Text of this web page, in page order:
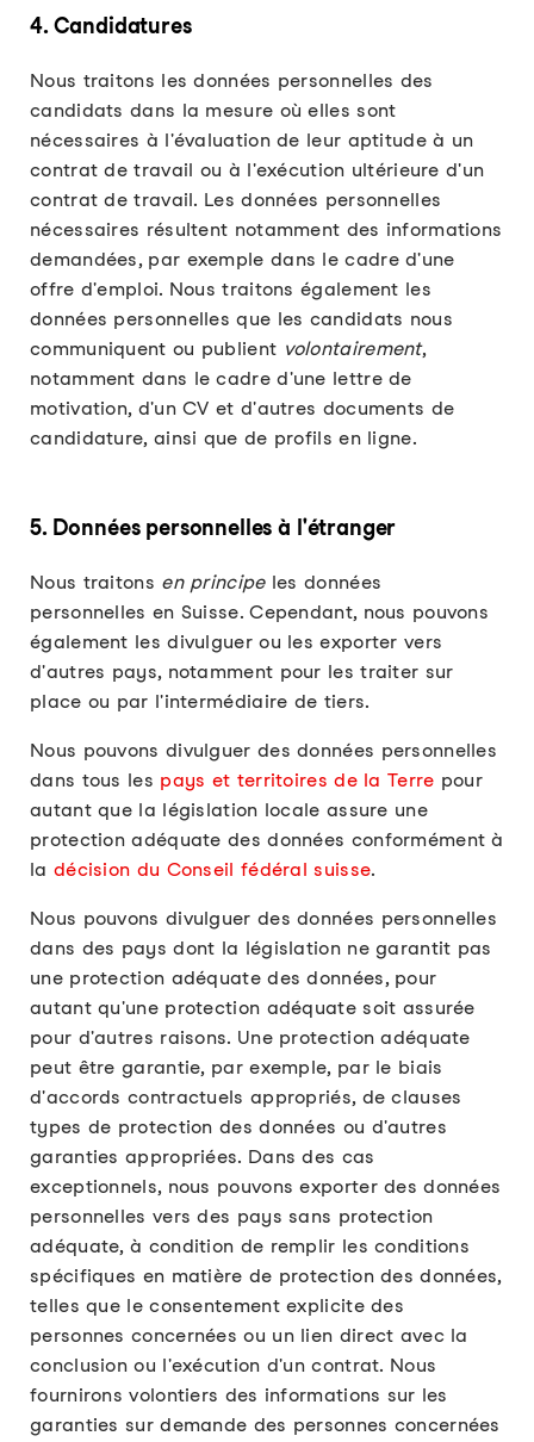
4. Candidatures
Nous traitons les données personnelles des
candidats dans la mesure où elles sont
nécessaires à l'évaluation de leur aptitude à un
contrat de travail ou à l'exécution ultérieure d'un
contrat de travail. Les données personnelles
nécessaires résultent notamment des informations
demandées, par exemple dans le cadre d'une
offre d'emploi. Nous traitons également les
données personnelles que les candidats nous
communiquent ou publient volontairement,
notamment dans le cadre d'une lettre de
motivation, d'un CV et d'autres documents de
candidature, ainsi que de profils en ligne.
5. Données personnelles à l'étranger
Nous traitons en principeles données
personnelles en Suisse. Cependant, nous pouvons
également les divulguer ou les exporter vers
d'autres pays, notamment pour les traiter sur
place ou par l'intermédiaire de tiers.
Nous pouvons divulguer des données personnelles
dans tous les pays et territoires de la Terre pour
autant que la législation locale assure une
protection adéquate des données conformément à
la décision du Conseil fédéral suisse.
Nous pouvons divulguer des données personnelles
dans des pays dont la législation ne garantit pas
une protection adéquate des données, pour
autant qu'une protection adéquate soit assurée
pour d'autres raisons. Une protection adéquate
peut être garantie, par exemple, par le biais
d'accords contractuels appropriés, de clauses
types de protection des données ou d'autres
garanties appropriées. Dans des cas
exceptionnels, nous pouvons exporter des données
personnelles vers des pays sans protection
adéquate, à condition de remplir les conditions
spécifiques en matière de protection des données,
telles que le consentement explicite des
personnes concernées ou un lien direct avec la
conclusion ou l'exécution d'un contrat. Nous
fournirons volontiers des informations sur les
garanties sur demande des personnes concernées